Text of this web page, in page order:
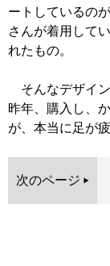
ートしているの
さんが着用して
れたもの。
そんなデザイン
昨年、購入し、
が、本当に足が
次のページ